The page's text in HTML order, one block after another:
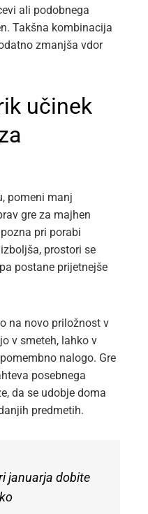
ali podobnega
Takšna kombinacija
zmanjša vdor
učinek
pomeni manj
gre za majhen
pri porabi
prostori se
postane prijetnejše
na novo priložnost v
v smeteh, lahko v
nalogo. Gre
posebnega
da se udobje doma
predmetih.
januarja dobite